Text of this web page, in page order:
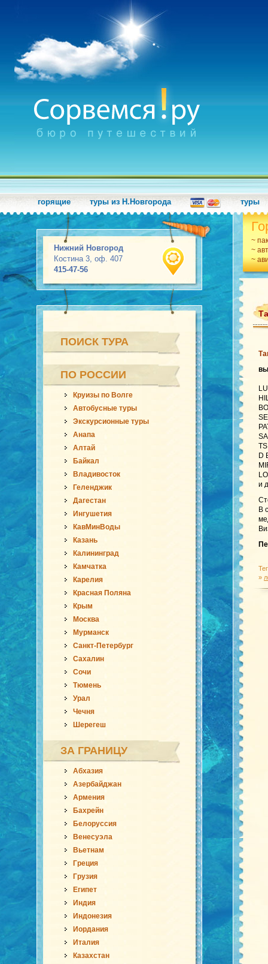
горящие туры из Н.Новгорода туры
Нижний Новгород
Костина 3, оф. 407
415-47-56
~
~
~
ПОИСК ТУРА
ПО РОССИИ
Круизы по Волге
Автобусные туры
Экскурсионные туры
Анапа
Алтай
Байкал
Владивосток
Геленджик
Дагестан
Ингушетия
КавМинВоды
Казань
Калининград
Камчатка
Карелия
Красная Поляна
Крым
Москва
Мурманск
Санкт-Петербург
Сахалин
Сочи
Тюмень
Урал
Чечня
Шерегеш
ЗА ГРАНИЦУ
Абхазия
Азербайджан
Армения
Бахрейн
Белоруссия
Венесуэла
Вьетнам
Греция
Грузия
Египет
Индия
Индонезия
Иордания
Италия
Казахстан
D
и
В
»